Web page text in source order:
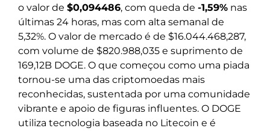
o valor de $0,094486, com queda de -1,59% nas
últimas 24 horas, mas com alta semanal de
5,32%. O valor de mercado é de $16.044.468,287,
com volume de $820.988,035 e suprimento de
169,12B DOGE. O que começou como uma piada
tornou-se uma das criptomoedas mais
reconhecidas, sustentada por uma comunidade
vibrante e apoio de figuras influentes. O DOGE
utiliza tecnologia baseada no Litecoin e é